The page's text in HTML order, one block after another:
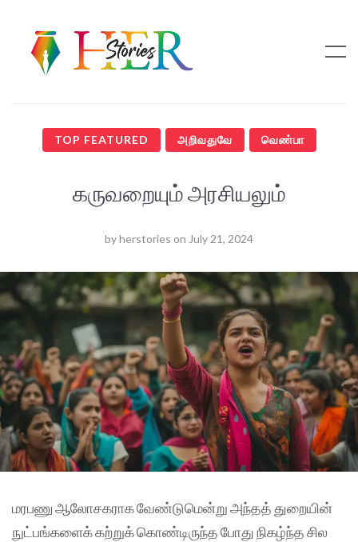
TOP FEATURED அறிவதுவே வெண்பா
கருவறையும் அரசியலும்
byherstories on July 21, 2024
மரபணு ஆலோசகராக வேண்டுமென்று அந்தத் துறையின்
நுட்பங்களைக் கற்றுக் கொண்டிருந்த போது நிகழ்ந்த சில